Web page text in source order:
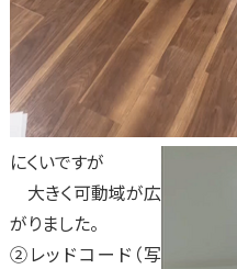
にくいですが
大きく可動域が広
がりました。
②レッドコード（写